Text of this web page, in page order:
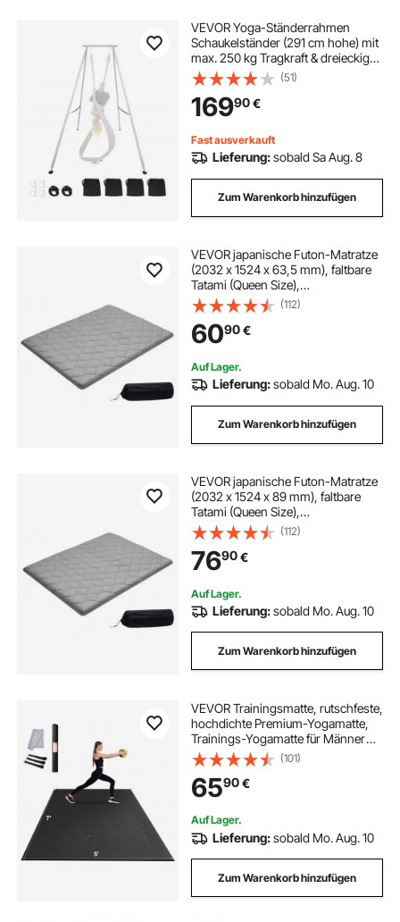
VEVOR Yoga-Ständerrahmen
Schaukelständer (291 cm hohe) mit
max. 250 kg Tragkraft & dreieckiger
Struktur & Luftseil-Rig & rutschfester
Basis, multifunktionales
Hängemattengestell (nur Rahmen)
(51)
16990€
Fast ausverkauft
Lieferung:sobald Sa Aug. 8
Zum Warenkorb hinzufügen
VEVOR japanische Futon-Matratze
(2032 x 1524 x 63,5 mm), faltbare
Tatami (Queen Size),
Bodenmatratze mit
Aufbewahrungstasche &
Befestigungsmaterial, 9-lagige
Schlafmatte für Meditation Yoga,
Grau
(112)
6090€
Auf Lager.
Lieferung:sobald Mo. Aug. 10
Zum Warenkorb hinzufügen
VEVOR japanische Futon-Matratze
(2032 x 1524 x 89 mm), faltbare
Tatami (Queen Size),
Bodenmatratze mit
Aufbewahrungstasche &
Befestigungsmaterial, 9-lagige
Schlafmatte für Meditation Yoga,
Grau
(112)
7690€
Auf Lager.
Lieferung:sobald Mo. Aug. 10
Zum Warenkorb hinzufügen
VEVOR Trainingsmatte, rutschfeste,
hochdichte Premium-Yogamatte,
Trainings-Yogamatte für Männer
und Frauen, Fitness- und
Trainingsmatte mit Tasche und
Tragegurt, für alle Arten von Heim-
Yoga, Pilates und Bodentraining (2,1
x 1,5 m)
(101)
6590€
Auf Lager.
Lieferung:sobald Mo. Aug. 10
Zum Warenkorb hinzufügen